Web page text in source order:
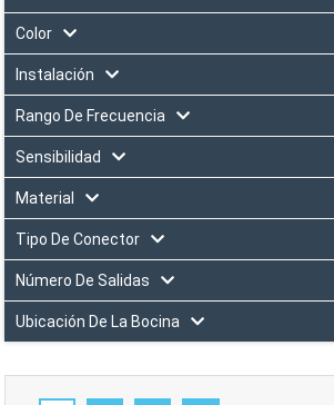
Color
Instalación
Rango De Frecuencia
Sensibilidad
Material
Tipo De Conector
Número De Salidas
Ubicación De La Bocina